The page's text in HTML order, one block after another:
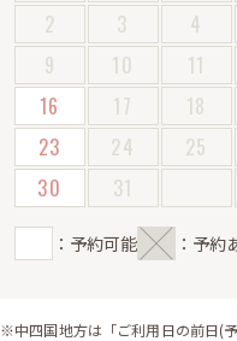
2
3 4
9
10 11
16
17 18
23
24 25
30
31
：予約可能 ：予約
※中四国地方は「ご利用日の前日(